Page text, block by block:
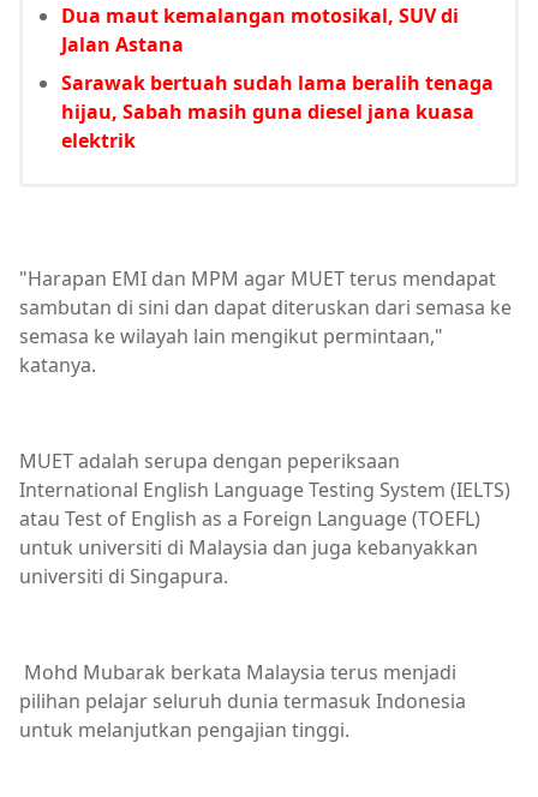
Dua maut kemalangan motosikal, SUV di
Jalan Astana
Sarawak bertuah sudah lama beralih tenaga
hijau, Sabah masih guna diesel jana kuasa
elektrik
"Harapan EMI dan MPM agar MUET terus mendapat
sambutan di sini dan dapat diteruskan dari semasa ke
semasa ke wilayah lain mengikut permintaan,"
katanya.
MUET adalah serupa dengan peperiksaan
International English Language Testing System (IELTS)
atau Test of English as a Foreign Language (TOEFL)
untuk universiti di Malaysia dan juga kebanyakkan
universiti di Singapura.
Mohd Mubarak berkata Malaysia terus menjadi
pilihan pelajar seluruh dunia termasuk Indonesia
untuk melanjutkan pengajian tinggi.